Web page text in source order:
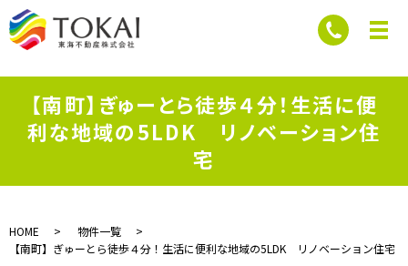
【南町】ぎゅーとら徒歩４分！生活に便
利な地域の5LDK リノベーション住
宅
HOME
物件一覧
【南町】ぎゅーとら徒歩４分！生活に便利な地域の5LDK リノベーション住宅